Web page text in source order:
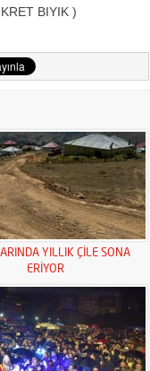
BIYIK )
YILLIK ÇİLE SONA
ERİYOR